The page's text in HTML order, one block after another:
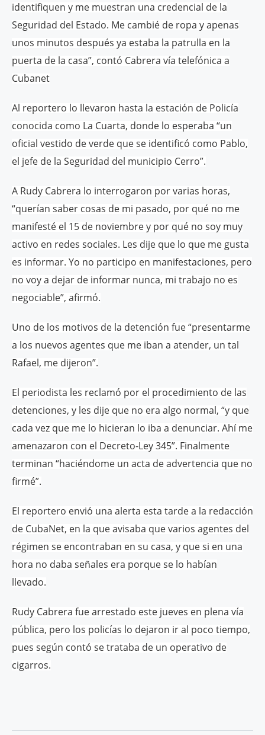
identifiquen y me muestran una credencial de la
Seguridad del Estado. Me cambié de ropa y apenas
unos minutos después ya estaba la patrulla en la
puerta de la casa”, contó Cabrera vía telefónica a
Cubanet
Al reportero lo llevaron hasta la estación de Policía
conocida como La Cuarta, donde lo esperaba “un
oficial vestido de verde que se identificó como Pablo,
el jefe de la Seguridad del municipio Cerro”.
A Rudy Cabrera lo interrogaron por varias horas,
“querían saber cosas de mi pasado, por qué no me
manifesté el 15 de noviembre y por qué no soy muy
activo en redes sociales. Les dije que lo que me gusta
es informar. Yo no participo en manifestaciones, pero
no voy a dejar de informar nunca, mi trabajo no es
negociable”, afirmó.
Uno de los motivos de la detención fue “presentarme
a los nuevos agentes que me iban a atender, un tal
Rafael, me dijeron”.
El periodista les reclamó por el procedimiento de las
detenciones, y les dije que no era algo normal, “y que
cada vez que me lo hicieran lo iba a denunciar. Ahí me
amenazaron con el Decreto-Ley 345”. Finalmente
terminan “haciéndome un acta de advertencia que no
firmé”.
El reportero envió una alerta esta tarde a la redacción
de CubaNet, en la que avisaba que varios agentes del
régimen se encontraban en su casa, y que si en una
hora no daba señales era porque se lo habían
llevado.
Rudy Cabrera fue arrestado este jueves en plena vía
pública, pero los policías lo dejaron ir al poco tiempo,
pues según contó se trataba de un operativo de
cigarros.